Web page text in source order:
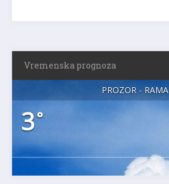
Vremenska prognoza
PROZOR - RAMA
3°